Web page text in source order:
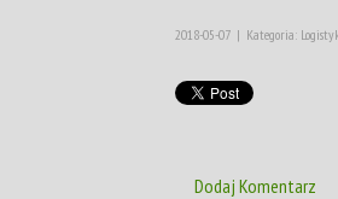
2018-05-07 | Kategoria:
Dodaj Komentarz